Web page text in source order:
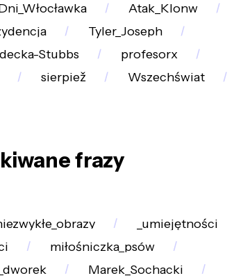
Atak_Klonw
Tyler_Joseph
Stubbs
profesorx
sierpiež
Wszechświat
frazy
_umiejętności
miłośniczka_psów
Marek_Sochacki